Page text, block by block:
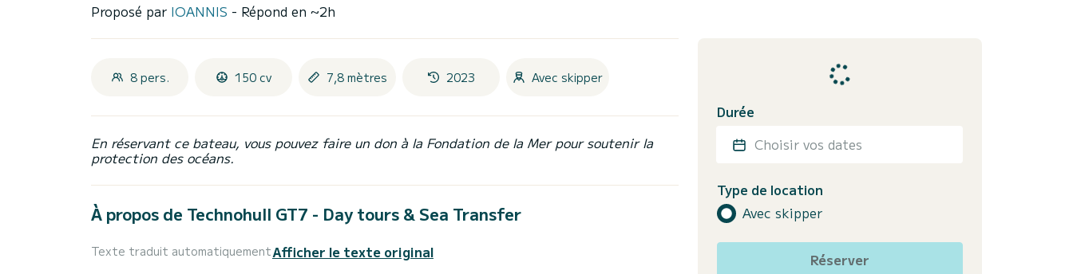
Proposé par IOANNIS - Répond en ~2h
8 pers. 150 cv 7,8 mètres 2023 Avec skipper
En réservant ce bateau, vous pouvez faire un don à la Fondation de la Mer pour soutenir la
protection des océans.
À propos de Technohull GT7 - Day tours & Sea Transfer
Texte traduit automatiquementAfficher le texte original
Durée
Choisir vos dates
Type de location
Avec skipper
Réserver